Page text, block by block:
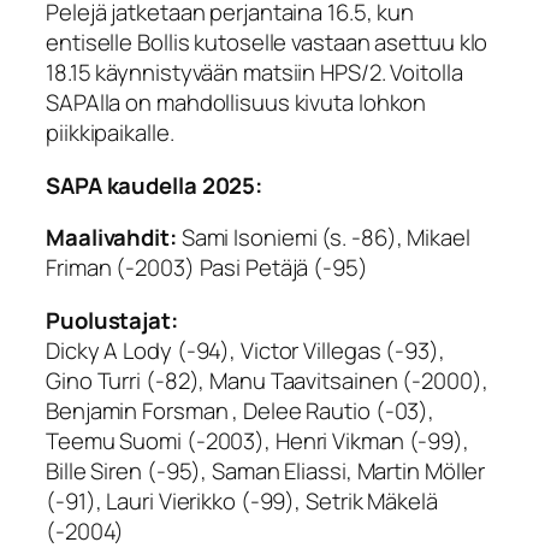
Pelejä jatketaan perjantaina 16.5, kun
entiselle Bollis kutoselle vastaan asettuu klo
18.15 käynnistyvään matsiin HPS/2. Voitolla
SAPAlla on mahdollisuus kivuta lohkon
piikkipaikalle.
SAPA kaudella 2025:
Maalivahdit:Sami Isoniemi (s. -86), Mikael
Friman (-2003) Pasi Petäjä (-95)
Puolustajat:
Dicky A Lody (-94), Victor Villegas (-93),
Gino Turri (-82), Manu Taavitsainen (-2000),
Benjamin Forsman , Delee Rautio (-03),
Teemu Suomi (-2003), Henri Vikman (-99),
Bille Siren (-95), Saman Eliassi, Martin Möller
(-91), Lauri Vierikko (-99), Setrik Mäkelä
(-2004)